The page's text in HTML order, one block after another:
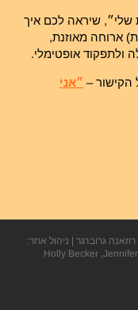
שלי״, שיראה לכם איך
ארוחה מאוזנת,
ולתפקוד אופטימלי.
הקישור – ״אני